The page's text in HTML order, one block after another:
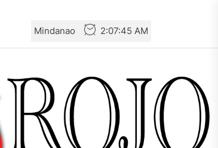
Mindanao 2:07:46 AM